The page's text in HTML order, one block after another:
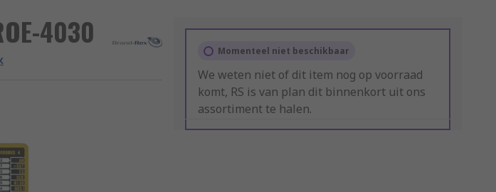
4030
Momenteel niet beschikbaar
We weten niet of dit item nog op voorraad
komt, RS is van plan dit binnenkort uit ons
assortiment te halen.